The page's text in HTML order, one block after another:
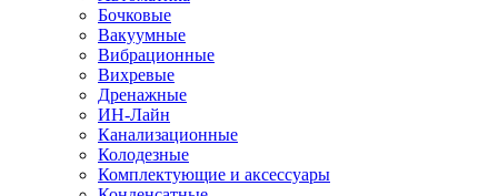
Бочковые
Вакуумные
Вибрационные
Вихревые
Дренажные
ИН-Лайн
Канализационные
Колодезные
Комплектующие и аксессуары